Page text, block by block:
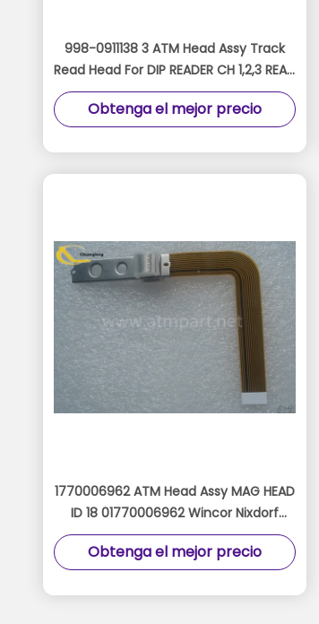
998-0911138 3 ATM Head Assy Track
Read Head For DIP READER CH 1,2,3 READ
9980911138 ICM300
Obtenga el mejor precio
1770006962 ATM Head Assy MAG HEAD
ID 18 01770006962 Wincor Nixdorf
Read Head
Obtenga el mejor precio